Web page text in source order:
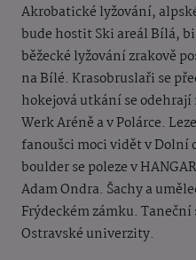
Akrobatické lyžování,
bude hostit Ski areál Bílá,
běžecké lyžování zrakově
na Bílé. Krasobruslaři se
hokejová utkání se
Werk Aréně a v Polárce.
fanoušci moci vidět v Dolní
boulder se poleze v
Adam Ondra. Šachy a
Frýdeckém zámku.
Ostravské univerzity.